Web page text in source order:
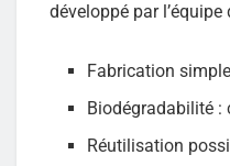
développé par
Fabrication
Biodégradabilité
Réutilisation